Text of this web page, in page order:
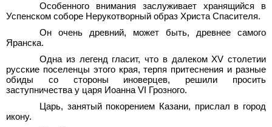
Особенного внимания заслуживает хранящийся в
Успенском соборе Нерукотворный образ Христа Спасителя.
Он очень древний, может быть, древнее самого
Яранска.
Одна из легенд гласит, что в далеком XV столетии
русские поселенцы этого края, терпя притеснения и разные
обиды со стороны иноверцев, решили просить
заступничества у царя Иоанна VI Грозного.
Царь, занятый покорением Казани, прислал в город
икону.